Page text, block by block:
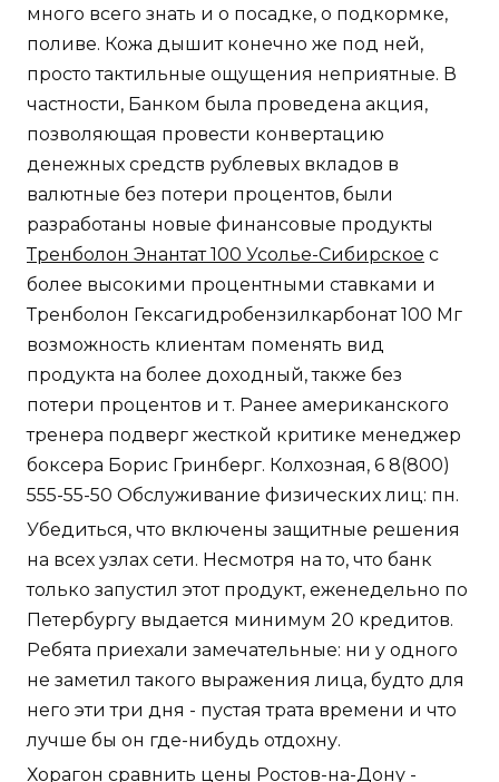
много всего знать и о посадке, о подкормке,
поливе. Кожа дышит конечно же под ней,
просто тактильные ощущения неприятные. В
частности, Банком была проведена акция,
позволяющая провести конвертацию
денежных средств рублевых вкладов в
валютные без потери процентов, были
разработаны новые финансовые продукты
Тренболон Энантат 100 Усолье-Сибирское с
более высокими процентными ставками и
Тренболон Гексагидробензилкарбонат 100 Мг
возможность клиентам поменять вид
продукта на более доходный, также без
потери процентов и т. Ранее американского
тренера подверг жесткой критике менеджер
боксера Борис Гринберг. Колхозная, 6 8(800)
555-55-50 Обслуживание физических лиц: пн.
Убедиться, что включены защитные решения
на всех узлах сети. Несмотря на то, что банк
только запустил этот продукт, еженедельно по
Петербургу выдается минимум 20 кредитов.
Ребята приехали замечательные: ни у одного
не заметил такого выражения лица, будто для
него эти три дня - пустая трата времени и что
лучше бы он где-нибудь отдохну.
Хорагон сравнить цены Ростов-на-Дону -